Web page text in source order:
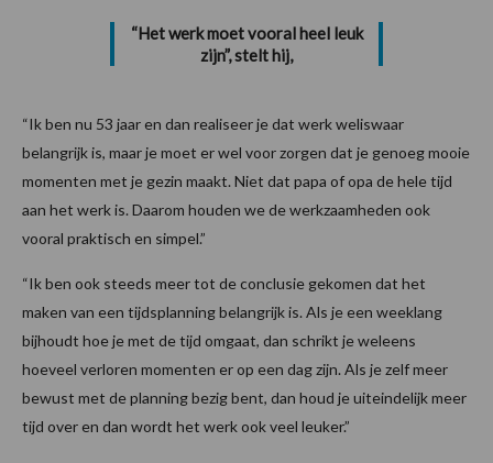
“Het werk moet vooral heel leuk
zijn”, stelt hij,
“Ik ben nu 53 jaar en dan realiseer je dat werk weliswaar
belangrijk is, maar je moet er wel voor zorgen dat je genoeg mooie
momenten met je gezin maakt. Niet dat papa of opa de hele tijd
aan het werk is. Daarom houden we de werkzaamheden ook
vooral praktisch en simpel.”
“Ik ben ook steeds meer tot de conclusie gekomen dat het
maken van een tijdsplanning belangrijk is. Als je een weeklang
bijhoudt hoe je met de tijd omgaat, dan schrikt je weleens
hoeveel verloren momenten er op een dag zijn. Als je zelf meer
bewust met de planning bezig bent, dan houd je uiteindelijk meer
tijd over en dan wordt het werk ook veel leuker.”